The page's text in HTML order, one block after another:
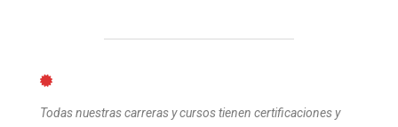
Todas nuestras carreras y cursos tienen certificaciones y